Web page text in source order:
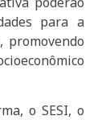
para a
promovendo
o SESI, o